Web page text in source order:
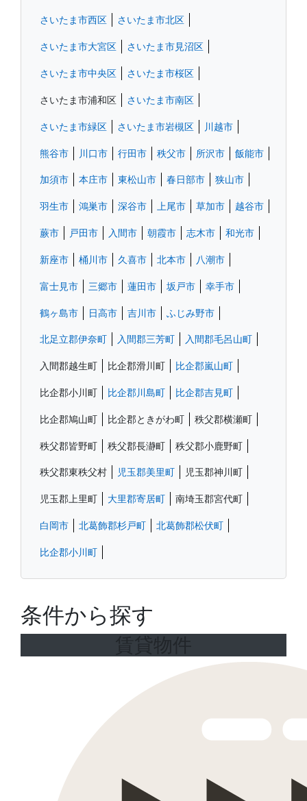
さいたま市西区 さいたま市北区
さいたま市大宮区 さいたま市見沼区
さいたま市中央区 さいたま市桜区
さいたま市浦和区 さいたま市南区
さいたま市緑区 さいたま市岩槻区 川越市
熊谷市 川口市 行田市 秩父市 所沢市 飯能市
加須市 本庄市 東松山市 春日部市 狭山市
羽生市 鴻巣市 深谷市 上尾市 草加市 越谷市
蕨市 戸田市 入間市 朝霞市 志木市 和光市
新座市 桶川市 久喜市 北本市 八潮市
富士見市 三郷市 蓮田市 坂戸市 幸手市
鶴ヶ島市 日高市 吉川市 ふじみ野市
北足立郡伊奈町 入間郡三芳町 入間郡毛呂山町
入間郡越生町 比企郡滑川町 比企郡嵐山町
比企郡小川町 比企郡川島町 比企郡吉見町
比企郡鳩山町 比企郡ときがわ町 秩父郡横瀬町
秩父郡皆野町 秩父郡長瀞町 秩父郡小鹿野町
秩父郡東秩父村 児玉郡美里町 児玉郡神川町
児玉郡上里町 大里郡寄居町 南埼玉郡宮代町
白岡市 北葛飾郡杉戸町 北葛飾郡松伏町
比企郡小川町
条件から探す
賃貸物件